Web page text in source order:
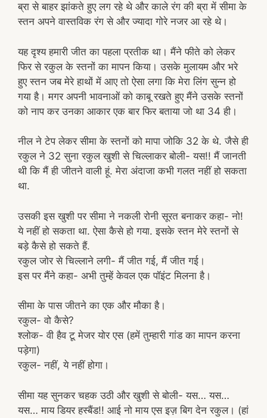
ब्रा से बाहर झांकते हुए लग रहे थे और काले रंग की ब्रा में सीमा के
स्तन अपने वास्तविक रंग से और ज्यादा गोरे नजर आ रहे थे।
यह दृश्य हमारी जीत का पहला प्रतीक था। मैंने फीते को लेकर
फिर से रकुल के स्तनों का मापन किया। उसके मुलायम और भरे
हुए स्तन जब मेरे हाथों में आए तो ऐसा लगा कि मेरा लिंग सुन्न हो
गया है। मगर अपनी भावनाओं को काबू रखते हुए मैंने उसके स्तनों
को नाप कर उनका आकार एक बार फिर बताया जो था 34 ही।
नील ने टेप लेकर सीमा के स्तनों को मापा जोकि 32 के थे. जैसे ही
रकुल ने 32 सुना रकुल खुशी से चिल्लाकर बोली- यस!! मैं जानती
थी कि मैं ही जीतने वाली हूं. मेरा अंदाजा कभी गलत नहीं हो सकता
था.
उसकी इस खुशी पर सीमा ने नकली रोनी सूरत बनाकर कहा- नो!
ये नहीं हो सकता था. ऐसा कैसे हो गया. इसके स्तन मेरे स्तनों से
बड़े कैसे हो सकते हैं.
रकुल जोर से चिल्लाने लगी- मैं जीत गई, मैं जीत गई।
इस पर मैंने कहा- अभी तुम्हें केवल एक पॉइंट मिलना है।
सीमा के पास जीतने का एक और मौका है।
रकुल- वो कैसे?
श्लोक- वी हैव टू मेजर योर एस (हमें तुम्हारी गांड का मापन करना
पड़ेगा)
रकुल- नहीं, ये नहीं होगा।
सीमा यह सुनकर चहक उठी और खुशी से बोली- यस… यस…
यस… माय डियर हस्बैंड!! आई नो माय एस इज़ बिग देन रकुल। (हां